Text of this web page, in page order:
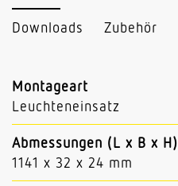
Downloads Zubehör
Montageart
Leuchteneinsatz
Abmessungen (L x B x H)
1141 x 32 x 24 mm